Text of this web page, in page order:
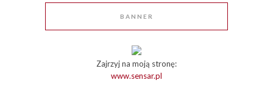
BANNER
Zajrzyj na moją stronę:
www.sensar.pl